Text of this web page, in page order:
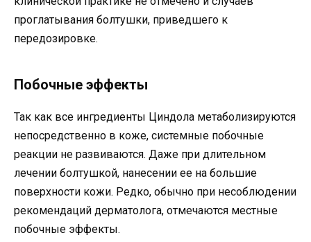
проглатывания болтушки, приведшего к
передозировке.
Побочные эффекты
Так как все ингредиенты Циндола метаболизируются
непосредственно в коже, системные побочные
реакции не развиваются. Даже при длительном
лечении болтушкой, нанесении ее на большие
поверхности кожи. Редко, обычно при несоблюдении
рекомендаций дерматолога, отмечаются местные
побочные эффекты.